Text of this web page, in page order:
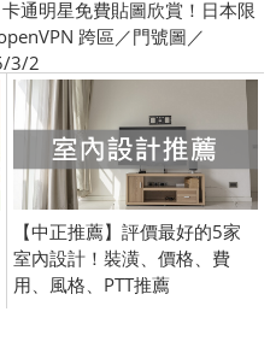
卡通明星免費貼圖欣賞！日本限
跨區／門號圖／
3/2
【中正推薦】評價最好的5家
室內設計！裝潢、價格、費
用、風格、PTT推薦